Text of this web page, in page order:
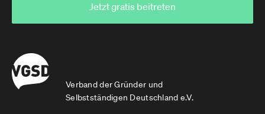
Verband der Gründer und
Selbstständigen Deutschland e.V.
Jetzt gratis beitreten